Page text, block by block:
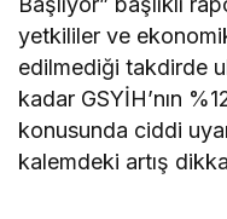
yetkililer ve
edilmediği takdirde
kadar GSYİH’nın
konusunda ciddi
kalemdeki artış